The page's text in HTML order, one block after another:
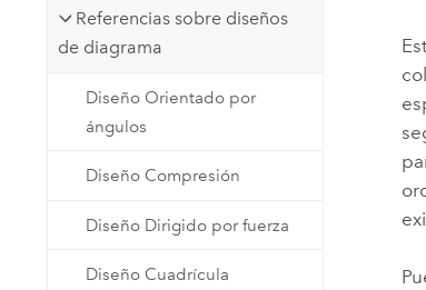
Referencias sobre diseños
de diagrama
Diseño Orientado por
ángulos
Diseño Compresión
Diseño Dirigido por fuerza
Diseño Cuadrícula